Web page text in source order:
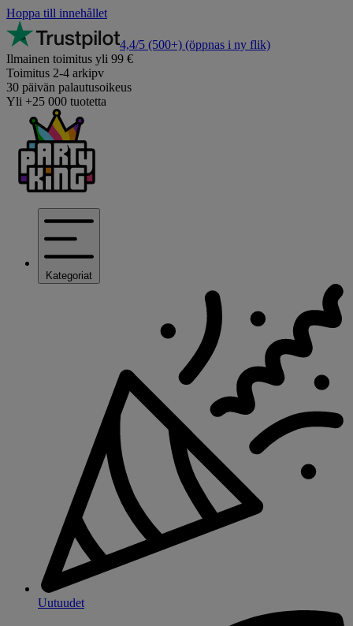
Hoppa till innehållet
4,4/5 (500+) (öppnas i ny flik)
Ilmainen toimitus yli 99 €
Toimitus 2-4 arkipv
30 päivän palautusoikeus
Yli +25 000 tuotetta
Kategoriat
Uutuudet